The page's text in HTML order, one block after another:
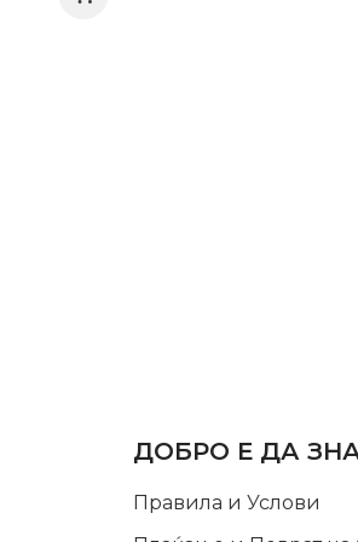
ДОБРО Е ДА
Правила и Услови